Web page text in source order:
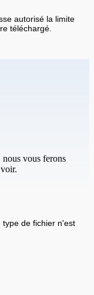
autorisé la limite
téléchargé.
vous ferons
de fichier n'est